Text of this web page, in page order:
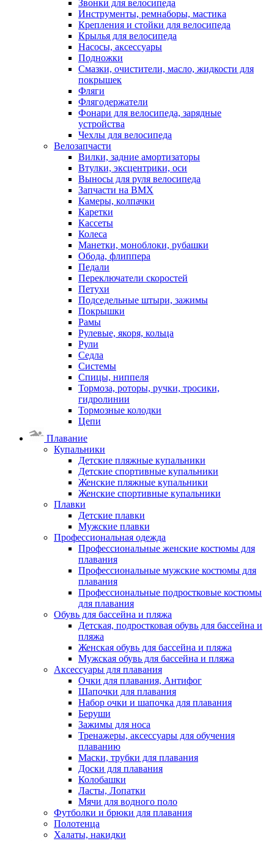
Звонки для велосипеда
Инструменты, ремнаборы, мастика
Крепления и стойки для велосипеда
Крылья для велосипеда
Насосы, аксессуары
Подножки
Смазки, очистители, масло, жидкости для
покрышек
Фляги
Флягодержатели
Фонари для велосипеда, зарядные
устройства
Чехлы для велосипеда
Велозапчасти
Вилки, задние амортизаторы
Втулки, эксцентрики, оси
Выносы для руля велосипеда
Запчасти на BMX
Камеры, колпачки
Каретки
Кассеты
Колеса
Манетки, моноблоки, рубашки
Обода, флиппера
Педали
Переключатели скоростей
Петухи
Подседельные штыри, зажимы
Покрышки
Рамы
Рулевые, якоря, кольца
Рули
Седла
Системы
Спицы, ниппеля
Тормоза, роторы, ручки, тросики,
гидролинии
Тормозные колодки
Цепи
Плавание
Купальники
Детские пляжные купальники
Детские спортивные купальники
Женские пляжные купальники
Женские спортивные купальники
Плавки
Детские плавки
Мужские плавки
Профессиональная одежда
Профессиональные женские костюмы для
плавания
Профессиональные мужские костюмы для
плавания
Профессиональные подростковые костюмы
для плавания
Обувь для бассейна и пляжа
Детская, подростковая обувь для бассейна и
пляжа
Женская обувь для бассейна и пляжа
Мужская обувь для бассейна и пляжа
Аксессуары для плавания
Очки для плавания, Антифог
Шапочки для плавания
Набор очки и шапочка для плавания
Беруши
Зажимы для носа
Тренажеры, аксессуары для обучения
плаванию
Маски, трубки для плавания
Доски для плавания
Колобашки
Ласты, Лопатки
Мячи для водного поло
Футболки и брюки для плавания
Полотенца
Халаты, накидки